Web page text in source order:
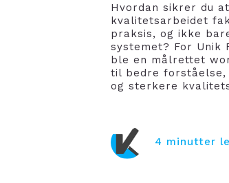
Hvordan sikrer du at
kvalitetsarbeidet
praksis, og ikke
systemet? For Unik
ble en målrettet
til bedre forståelse,
og sterkere
4 minutter